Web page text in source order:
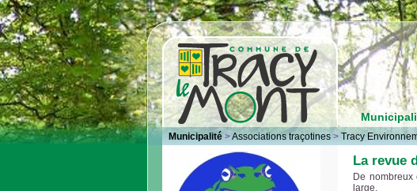
Municipalité >Associations traçotines > Tracy
La revue
De
large.